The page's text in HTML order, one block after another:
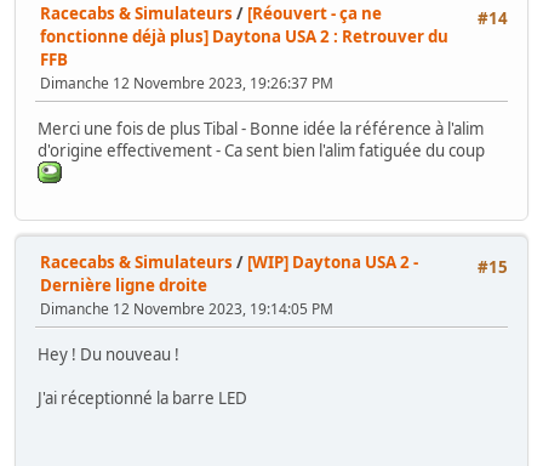
#14
Racecabs & Simulateurs / [Réouvert - ça ne
fonctionne déjà plus] Daytona USA 2 : Retrouver du
FFB
Dimanche 12 Novembre 2023, 19:26:37 PM
Merci une fois de plus Tibal - Bonne idée la référence à l'alim
d'origine effectivement - Ca sent bien l'alim fatiguée du coup
#15
Racecabs & Simulateurs / [WIP] Daytona USA 2 -
Dernière ligne droite
Dimanche 12 Novembre 2023, 19:14:05 PM
Hey ! Du nouveau !
J'ai réceptionné la barre LED